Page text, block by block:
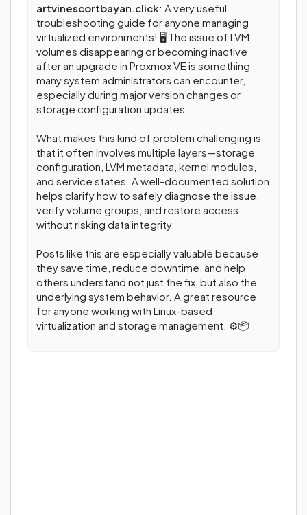
artvinescortbayan.click: A very useful
troubleshooting guide for anyone managing
virtualized environments! 🖥️ The issue of LVM
volumes disappearing or becoming inactive
after an upgrade in Proxmox VE is something
many system administrators can encounter,
especially during major version changes or
storage configuration updates.
What makes this kind of problem challenging is
that it often involves multiple layers—storage
configuration, LVM metadata, kernel modules,
and service states. A well-documented solution
helps clarify how to safely diagnose the issue,
verify volume groups, and restore access
without risking data integrity.
Posts like this are especially valuable because
they save time, reduce downtime, and help
others understand not just the fix, but also the
underlying system behavior. A great resource
for anyone working with Linux-based
virtualization and storage management. ⚙️📦